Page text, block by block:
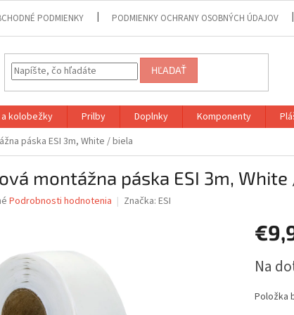
PODMIENKY PODMIENKY OCHRANY OSOBNÝCH ÚDAJOV
HĽADAŤ
kolobežky Prilby Doplnky Komponenty
páska ESI 3m, White / biela
montážna páska ESI 3m,
Podrobnosti hodnotenia Značka: ESI
cena:
Na
Položka